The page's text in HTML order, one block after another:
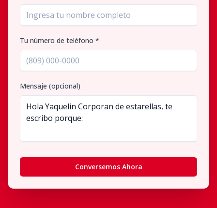
Tu número de teléfono *
Mensaje (opcional)
Conversemos Ahora